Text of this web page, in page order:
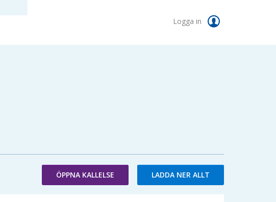
Logga in
ÖPPNA KALLELSE LADDA NER ALLT